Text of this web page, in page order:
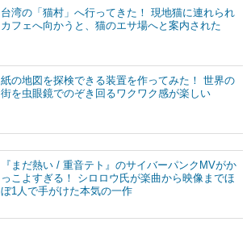
台湾の「猫村」へ行ってきた！ 現地猫に連れられ
カフェへ向かうと、猫のエサ場へと案内された
紙の地図を探検できる装置を作ってみた！ 世界の
街を虫眼鏡でのぞき回るワクワク感が楽しい
『まだ熱い / 重音テト』のサイバーパンクMVがか
っこよすぎる！ シロロウ氏が楽曲から映像までほ
ぼ1人で手がけた本気の一作